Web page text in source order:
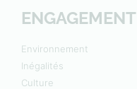
ENGAGEMENT
Environnement
Inégalités
Culture